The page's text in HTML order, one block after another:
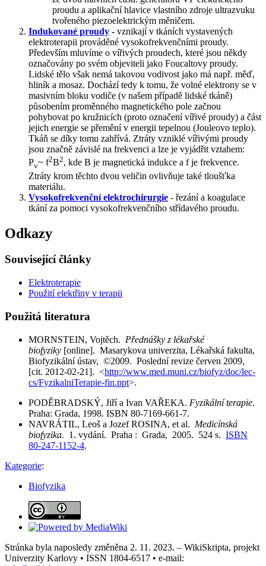
proudu a aplikační hlavice vlastního zdroje ultrazvuku
tvořeného piezoelektrickým měničem.
Indukované proudy - vznikají v tkáních vystavených
elektroterapii prováděné vysokofrekvenčními proudy.
Především mluvíme o vířivých proudech, které jsou někdy
označovány po svém objeviteli jako Foucaltovy proudy.
Lidské tělo však nemá takovou vodivost jako má např. měď,
hliník a mosaz. Dochází tedy k tomu, že volné elektrony se v
masivním bloku vodiče (v našem případě lidské tkáně)
působením proměnného magnetického pole začnou
pohybovat po kružnicích (proto označení vířivé proudy) a část
jejich energie se přemění v energii tepelnou (Jouleovo teplo).
Tkáň se díky tomu zahřívá. Ztráty vzniklé vířivými proudy
jsou značně závislé na frekvenci a lze je vyjádřit vztahem:
Pv~ f2B2, kde B je magnetická indukce a f je frekvence.
Ztráty krom těchto dvou veličin ovlivňuje také tloušťka
materiálu.
Vysokofrekvenční elektrochirurgie - řezání a koagulace
tkání za pomoci vysokofrekvenčního střídavého proudu.
Odkazy
Související články
Elektroterapie
Použití elektřiny v terapii
Použitá literatura
MORNSTEIN, Vojtěch. Přednášky z lékařské
biofyziky [online]. Masarykova univerzita, Lékařská fakulta,
Biofyzikální ústav, ©2009. Poslední revize červen 2009,
[cit. 2012-02-21]. <http://www.med.muni.cz/biofyz/doc/lec-
cs/FyzikalniTerapie-fin.ppt>.
PODĚBRADSKÝ, Jiří a Ivan VAŘEKA. Fyzikální terapie.
Praha: Grada, 1998. ISBN 80-7169-661-7.
NAVRÁTIL, Leoš a Jozef ROSINA, et al. Medicínská
biofyzika. 1. vydání. Praha : Grada, 2005. 524 s. ISBN
80-247-1152-4.
Kategorie:
Biofyzika
Stránka byla naposledy změněna 2. 11. 2023. – WikiSkripta, projekt
Univerzity Karlovy • ISSN 1804-6517 • e-mail: